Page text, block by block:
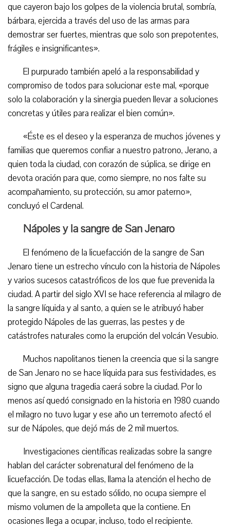
que cayeron bajo los golpes de la violencia brutal, sombría,
bárbara, ejercida a través del uso de las armas para
demostrar ser fuertes, mientras que solo son prepotentes,
frágiles e insignificantes».
El purpurado también apeló a la responsabilidad y
compromiso de todos para solucionar este mal, «porque
solo la colaboración y la sinergia pueden llevar a soluciones
concretas y útiles para realizar el bien común».
«Éste es el deseo y la esperanza de muchos jóvenes y
familias que queremos confiar a nuestro patrono, Jerano, a
quien toda la ciudad, con corazón de súplica, se dirige en
devota oración para que, como siempre, no nos falte su
acompañamiento, su protección, su amor paterno»,
concluyó el Cardenal.
Nápoles y la sangre de San Jenaro
El fenómeno de la licuefacción de la sangre de San
Jenaro tiene un estrecho vínculo con la historia de Nápoles
y varios sucesos catastróficos de los que fue prevenida la
ciudad. A partir del siglo XVI se hace referencia al milagro de
la sangre líquida y al santo, a quien se le atribuyó haber
protegido Nápoles de las guerras, las pestes y de
catástrofes naturales como la erupción del volcán Vesubio.
Muchos napolitanos tienen la creencia que si la sangre
de San Jenaro no se hace líquida para sus festividades, es
signo que alguna tragedia caerá sobre la ciudad. Por lo
menos así quedó consignado en la historia en 1980 cuando
el milagro no tuvo lugar y ese año un terremoto afectó el
sur de Nápoles, que dejó más de 2 mil muertos.
Investigaciones científicas realizadas sobre la sangre
hablan del carácter sobrenatural del fenómeno de la
licuefacción. De todas ellas, llama la atención el hecho de
que la sangre, en su estado sólido, no ocupa siempre el
mismo volumen de la ampolleta que la contiene. En
ocasiones llega a ocupar, incluso, todo el recipiente.